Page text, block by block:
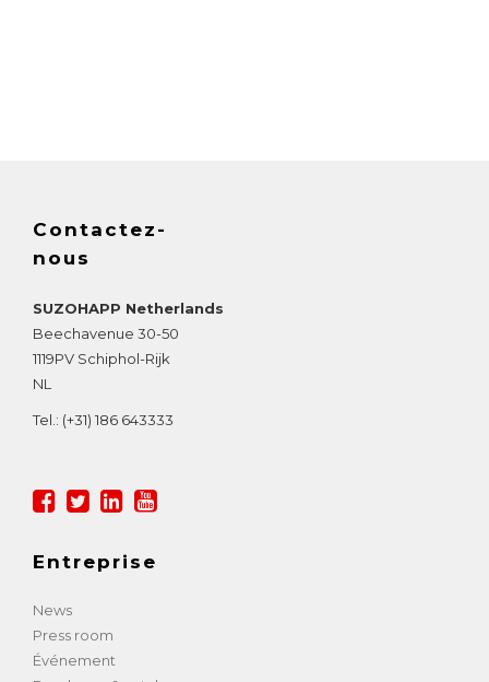
Contactez-
nous
SUZOHAPP Netherlands
Beechavenue 30-50
1119PV Schiphol-Rijk
NL
Tel.: (+31) 186 643333
Entreprise
News
Press room
Événement